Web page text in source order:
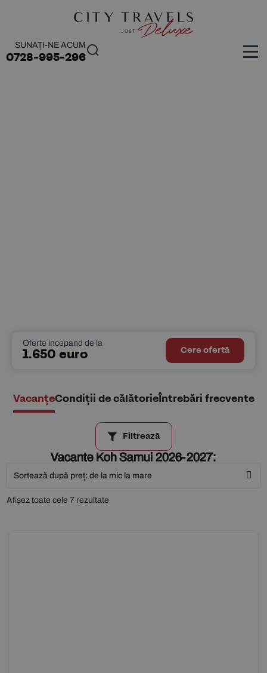
SUNAȚI-NE ACUM
0728-995-296
Oferte incepand de la
1.650 euro Cere ofertă
VacanțeCondiții de călătorieÎntrebări frecvente
Filtrează
Vacante Koh Samui 2026-2027:
Afișez toate cele 7 rezultate